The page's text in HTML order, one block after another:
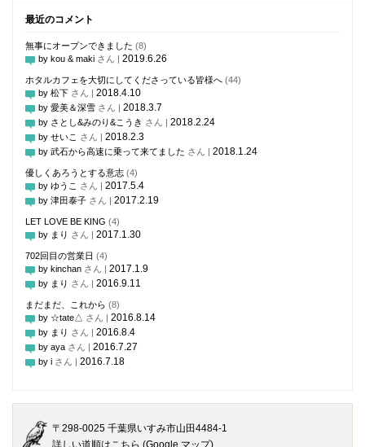
最近のコメント
無事にオープンできました (8)
by kou & maki さん | 2019.6.26
ホタルカフェを大切にしてくださっている皆様へ (44)
by 松下 さん | 2018.4.10
by 愛美＆深雪 さん | 2018.3.7
by さとし&みのり&こうき さん | 2018.2.24
by せいこ さん | 2018.2.3
by 武石から高速に乗って来てました さん | 2018.1.24
優しくあろうとする意志 (4)
by ゆうこ さん | 2017.5.4
by 津田泰子 さん | 2017.2.19
LET LOVE BE KING (4)
by まり さん | 2017.1.30
702回目の営業日 (4)
by kinchan さん | 2017.1.9
by まり さん | 2016.9.11
まだまだ、これから (8)
by ☆tate△ さん | 2016.8.14
by まり さん | 2016.8.4
by aya さん | 2016.7.27
by i さん | 2016.7.18
〒298-0025 千葉県いすみ市山田4484-1
詳しい道順はこちら (Google マップ)